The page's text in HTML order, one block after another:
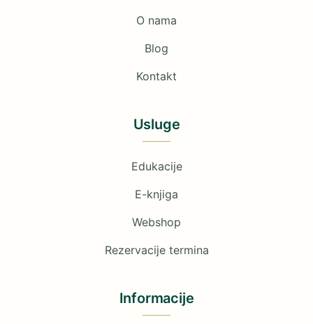
O nama
Blog
Kontakt
Usluge
Edukacije
E-knjiga
Webshop
Rezervacije termina
Informacije